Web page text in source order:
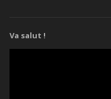
Va salut !